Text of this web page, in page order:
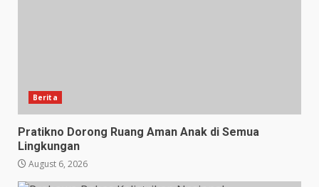
Berita
Pratikno Dorong Ruang Aman Anak di Semua
Lingkungan
August 6, 2026